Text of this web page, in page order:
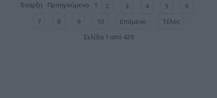
Έναρξη Προηγούμενο 1 2 3 4 5
6
7
8 9 10 Επόμενο
Τέλος
Σελίδα 1 από 429